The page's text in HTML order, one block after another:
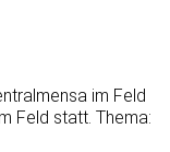
im Feld
Feld statt. Thema: